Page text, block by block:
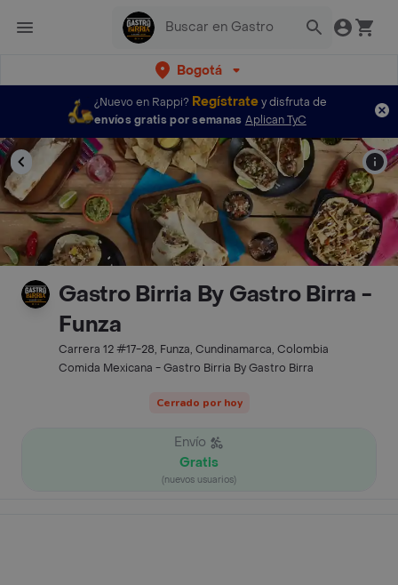
Bogotá
¿Nuevo en Rappi? Regístratey disfruta de
envíos gratis por semanas Aplican TyC
Gastro Birria By Gastro Birra -
Funza
Carrera 12 #17-28, Funza, Cundinamarca, Colombia
Comida Mexicana - Gastro Birria By Gastro Birra
Cerrado por hoy
Envío
Gratis
(nuevos usuarios)